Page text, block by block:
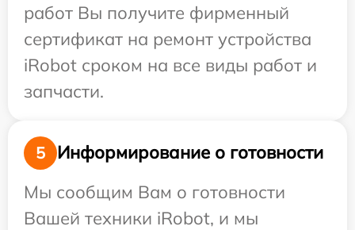
работ Вы получите фирменный
сертификат на ремонт устройства
iRobot сроком на все виды работ и
запчасти.
5
Информирование о готовности
Мы сообщим Вам о готовности
Вашей техники iRobot, и мы